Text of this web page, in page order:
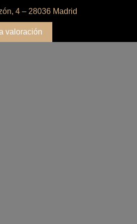
4 – 28036 Madrid
valoración